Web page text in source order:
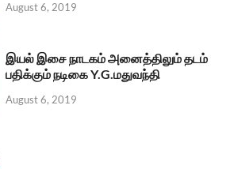
August 6, 2019
இயல் இசை நாடகம் அனைத்திலும் தடம்
பதிக்கும் நடிகை Y.G.மதுவந்தி
August 6, 2019